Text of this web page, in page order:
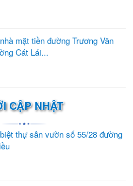
mặt tiền đường Trương Văn
Cát Lái...
CẬP NHẬT
thự sân vườn số 55/28 đường